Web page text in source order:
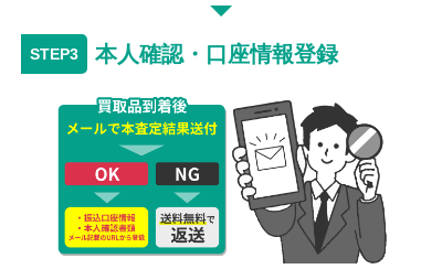
本人確認・口座情報登録